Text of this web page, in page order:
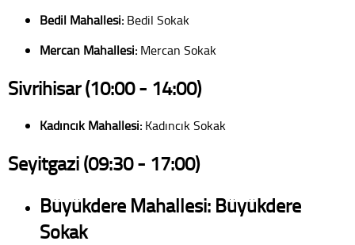
Bedil Mahallesi: Bedil Sokak
Mercan Mahallesi: Mercan Sokak
Sivrihisar (10:00 - 14:00)
Kadıncık Mahallesi: Kadıncık Sokak
Seyitgazi (09:30 - 17:00)
Büyükdere Mahallesi: Büyükdere
Sokak